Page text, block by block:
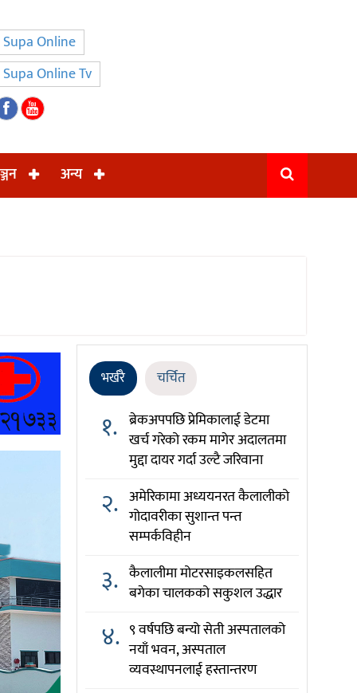
Supa Online
Supa Online Tv
अन्य
भर्खरै चर्चित
१. ब्रेकअपपछि प्रेमिकालाई डेटमा
खर्च गरेको रकम मागेर अदालतमा
मुद्दा दायर गर्दा उल्टै जरिवाना
२. अमेरिकामा अध्ययनरत कैलालीको
गोदावरीका सुशान्त पन्त
सम्पर्कविहीन
३. कैलालीमा मोटरसाइकलसहित
बगेका चालकको सकुशल उद्धार
४. ९ वर्षपछि बन्यो सेती अस्पतालको
नयाँ भवन, अस्पताल
व्यवस्थापनलाई हस्तान्तरण